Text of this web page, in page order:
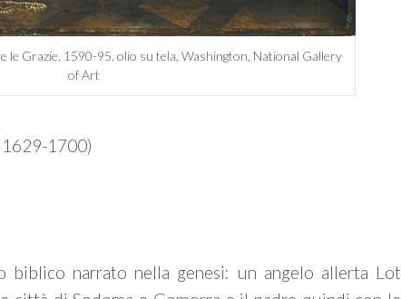
le Grazie, 1590-95, olio su tela, Washington, National Gallery
of Art
1629-1700)
biblico narrato nella genesi: un angelo allerta Lot